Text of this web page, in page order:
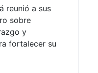
reunió a sus
sobre
y
fortalecer su